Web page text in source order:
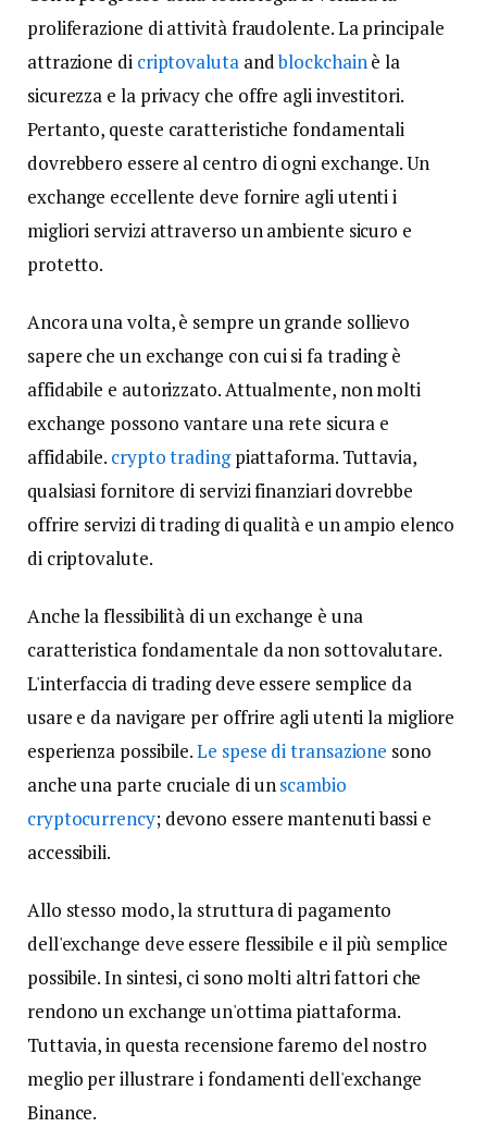
proliferazione di attività fraudolente. La principale
attrazione di criptovalutaandblockchainè la
sicurezza e la privacy che offre agli investitori.
Pertanto, queste caratteristiche fondamentali
dovrebbero essere al centro di ogni exchange. Un
exchange eccellente deve fornire agli utenti i
migliori servizi attraverso un ambiente sicuro e
protetto.
Ancora una volta, è sempre un grande sollievo
sapere che un exchange con cui si fa trading è
affidabile e autorizzato. Attualmente, non molti
exchange possono vantare una rete sicura e
affidabile. crypto tradingpiattaforma. Tuttavia,
qualsiasi fornitore di servizi finanziari dovrebbe
offrire servizi di trading di qualità e un ampio elenco
di criptovalute.
Anche la flessibilità di un exchange è una
caratteristica fondamentale da non sottovalutare.
L'interfaccia di trading deve essere semplice da
usare e da navigare per offrire agli utenti la migliore
esperienza possibile.Le spese di transazione sono
anche una parte cruciale di unscambio
cryptocurrency; devono essere mantenuti bassi e
accessibili.
Allo stesso modo, la struttura di pagamento
dell'exchange deve essere flessibile e il più semplice
possibile. In sintesi, ci sono molti altri fattori che
rendono un exchange un'ottima piattaforma.
Tuttavia, in questa recensione faremo del nostro
meglio per illustrare i fondamenti dell'exchange
Binance.